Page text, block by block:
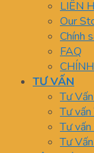
LIÊN
Our
Chính
FAQ
TƯ VẤN
Tư
Tư
Tư
Tư